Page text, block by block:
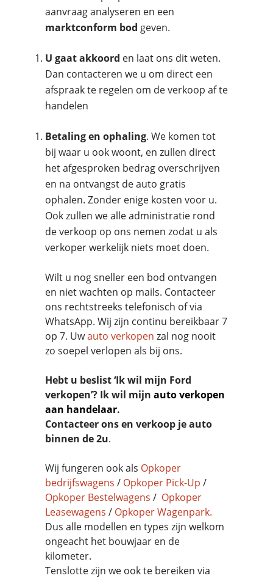
aanvraag analyseren en een
marktconform bod geven.
U gaat akkoord en laat ons dit weten.
Dan contacteren we u om direct een
afspraak te regelen om de verkoop af te
handelen
Betaling en ophaling. We komen tot
bij waar u ook woont, en zullen direct
het afgesproken bedrag overschrijven
en na ontvangst de auto gratis
ophalen. Zonder enige kosten voor u.
Ook zullen we alle administratie rond
de verkoop op ons nemen zodat u als
verkoper werkelijk niets moet doen.
Wilt u nog sneller een bod ontvangen
en niet wachten op mails. Contacteer
ons rechtstreeks telefonisch of via
WhatsApp. Wij zijn continu bereikbaar 7
op 7. Uwauto verkopen zal nog nooit
zo soepel verlopen als bij ons.
Hebt u beslist ‘Ik wil mijn Ford
verkopen’? Ik wil mijn auto verkopen
aan handelaar.
Contacteer ons en verkoop je auto
binnen de 2u.
Wij fungeren ook als Opkoper
bedrijfswagens / Opkoper Pick-Up /
Opkoper Bestelwagens / Opkoper
Leasewagens / Opkoper Wagenpark.
Dus alle modellen en types zijn welkom
ongeacht het bouwjaar en de
kilometer.
Tenslotte zijn we ook te bereiken via